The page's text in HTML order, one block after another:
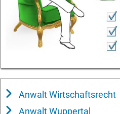
Anwalt Wirtschaftsrecht
Anwalt Wuppertal